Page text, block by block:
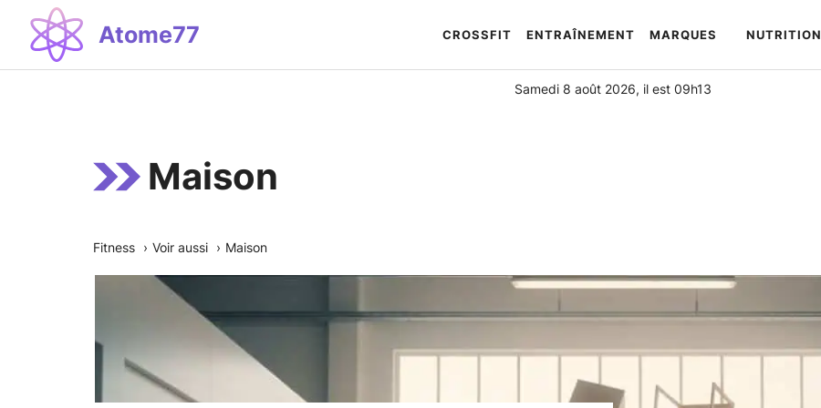
contenu
Atome77 CROSSFIT ENTRAÎNEMENT MARQUES NUTRITION
Automatically
Hierarchic
https://atakanau.blogspot.com/2021/01/automatic-
Samedi 8 août 2026, il est 09h13
Maison
Fitness Voir aussi Maison